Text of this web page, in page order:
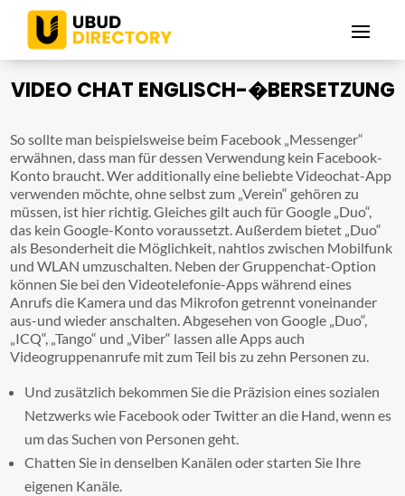
VIDEO CHAT ENGLISCH-�BERSETZUNG
So sollte man beispielsweise beim Facebook „Messenger“
erwähnen, dass man für dessen Verwendung kein Facebook-
Konto braucht. Wer additionally eine beliebte Videochat-App
verwenden möchte, ohne selbst zum „Verein“ gehören zu
müssen, ist hier richtig. Gleiches gilt auch für Google „Duo“,
das kein Google-Konto voraussetzt. Außerdem bietet „Duo“
als Besonderheit die Möglichkeit, nahtlos zwischen Mobilfunk
und WLAN umzuschalten. Neben der Gruppenchat-Option
können Sie bei den Videotelefonie-Apps während eines
Anrufs die Kamera und das Mikrofon getrennt voneinander
aus-und wieder anschalten. Abgesehen von Google „Duo“,
„ICQ“, „Tango“ und „Viber“ lassen alle Apps auch
Videogruppenanrufe mit zum Teil bis zu zehn Personen zu.
Und zusätzlich bekommen Sie die Präzision eines sozialen
Netzwerks wie Facebook oder Twitter an die Hand, wenn es
um das Suchen von Personen geht.
Chatten Sie in denselben Kanälen oder starten Sie Ihre
eigenen Kanäle.